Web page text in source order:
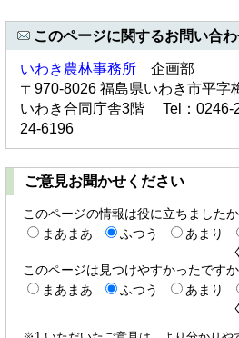
このページに関するお問い合
いわき農林事務所 企画部
〒970-8026 福島県いわき市平字
いわき合同庁舎3階 Tel：
24-6196
ご意見お聞かせください
このページの情報は役に立ちましたか
まあまあ
ふつう あまり
く
このページは見つけやすかったですか
まあまあ
ふつう あまり
く